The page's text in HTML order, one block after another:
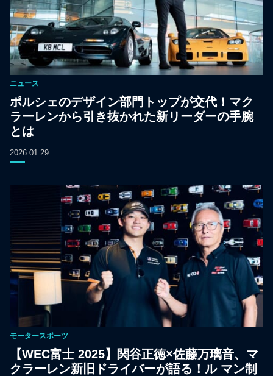
ニュース
ポルシェのデザイン部門トップが交代！マク
ラーレンから引き抜かれた新リーダーの手腕
とは
2026 01 29
モータースポーツ
【WEC富士 2025】関谷正徳×佐藤万璃音、マ
クラーレン新旧ドライバーが語る！ル マン制